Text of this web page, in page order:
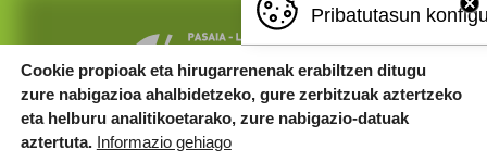
Pribatutasun
Cookie propioak eta hirugarrenenak erabiltzen ditugu
zure nabigazioa ahalbidetzeko, gure zerbitzuak aztertzeko
eta helburu analitikoetarako, zure nabigazio-datuak
aztertuta. Informazio gehiago